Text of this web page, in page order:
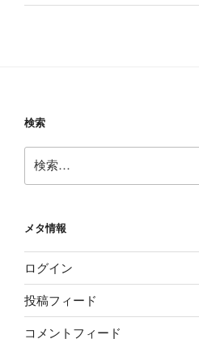
検索
索:
メタ情報
ログイン
投稿フィード
コメントフィード